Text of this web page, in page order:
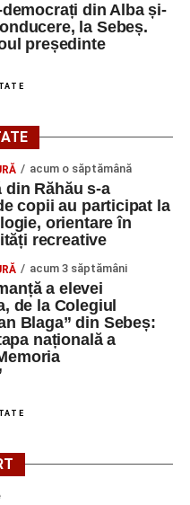
din Alba și-
la Sebeș.
președinte
acum o săptămână
din Răhău s-a
copii au participat la
orientare în
recreative
acum 3 săptămâni
a elevei
de la Colegiul
Blaga” din Sebeș:
națională a